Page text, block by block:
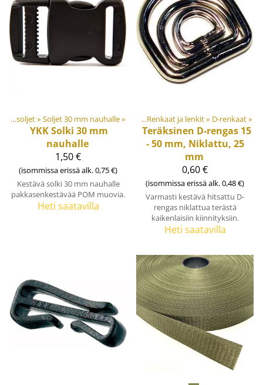
Soljet ja säätösoljet‪» Soljet 30 mm nauhalle‪»
YKK Solki 30 mm
nauhalle
1,50 €
(isommissa erissä alk. 0,75 €)
Kestävä solki 30 mm nauhalle
pakkasenkestävää POM muovia.
Heti saatavilla
ja tarvikkeet‪»Muovi- ja metalliosat ‪» Renkaat ja lenkit‪» D-renkaat‪»
Teräksinen D-rengas 15
- 50 mm, Niklattu, 25
mm
0,60 €
(isommissa erissä alk. 0,48 €)
Varmasti kestävä hitsattu D-
rengas niklattua terästä
kaikenlaisiin kiinnityksiin.
Heti saatavilla